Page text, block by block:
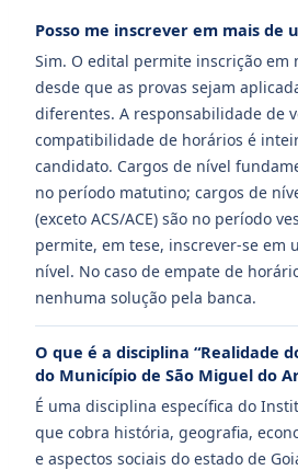
Posso me inscrever em mais de
Sim. O edital permite inscrição em
desde que as provas sejam
diferentes. A responsabilidade de
compatibilidade de horários é
candidato. Cargos de nível
no período matutino; cargos de
(exceto ACS/ACE) são no período
permite, em tese, inscrever-se em
nível. No caso de empate de
nenhuma solução pela banca.
O que é a disciplina “Realidade
do Município de São Miguel do
É uma disciplina específica do
que cobra história, geografia,
e aspectos sociais do estado de